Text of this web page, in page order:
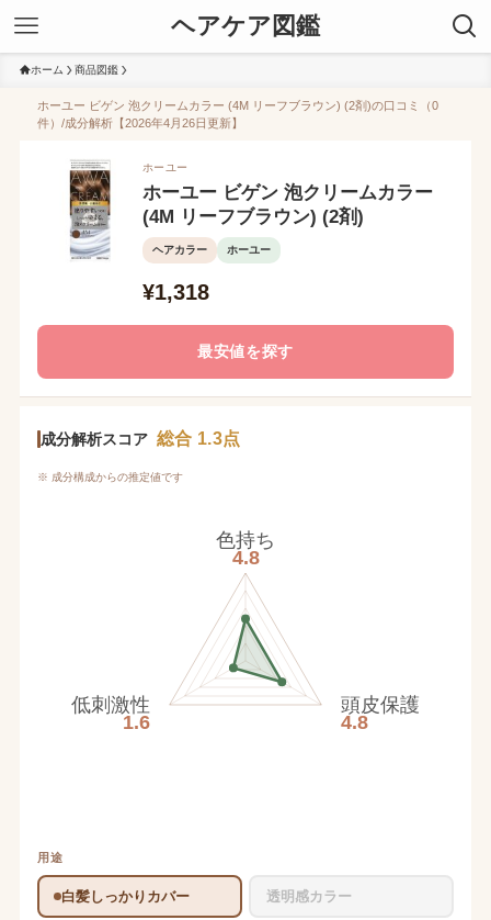
ヘアケア図鑑
ホーム 商品図鑑
ホーユー ビゲン 泡クリームカラー (4M リーフブラウン) (2剤)の口コミ（0
件）/成分解析【2026年4月26日更新】
ホーユー
ホーユー ビゲン 泡クリームカラー
(4M リーフブラウン) (2剤)
ヘアカラー ホーユー
¥1,318
最安値を探す
成分解析スコア 総合 1.3点
※ 成分構成からの推定値です
色持ち
4.8
頭皮保護
4.8
低刺激性
1.6
用途
白髪しっかりカバー 透明感カラー